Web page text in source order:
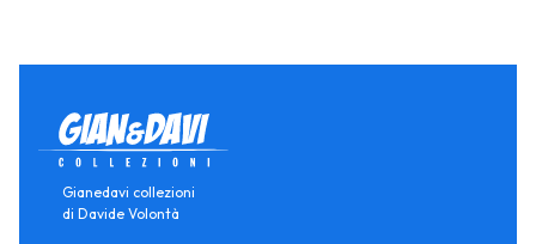
Gianedavi collezioni
di Davide Volontà